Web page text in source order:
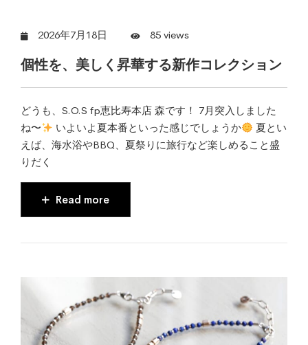
2026年7月18日 85 views
個性を、美しく昇華する新作コレクション
どうも、S.O.S fp恵比寿本店 森です！ 7月突入しました
ね〜
いよいよ夏本番といった感じでしょうか
夏とい
えば、海水浴やBBQ、夏祭りに旅行など楽しめること盛
りだく
Read more